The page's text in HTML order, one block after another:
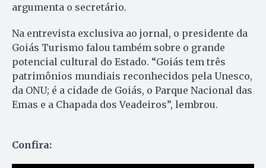
argumenta o secretário.
Na entrevista exclusiva ao jornal, o presidente da
Goiás Turismo falou também sobre o grande
potencial cultural do Estado. “Goiás tem três
patrimônios mundiais reconhecidos pela Unesco,
da ONU; é a cidade de Goiás, o Parque Nacional das
Emas e a Chapada dos Veadeiros”, lembrou.
Confira: